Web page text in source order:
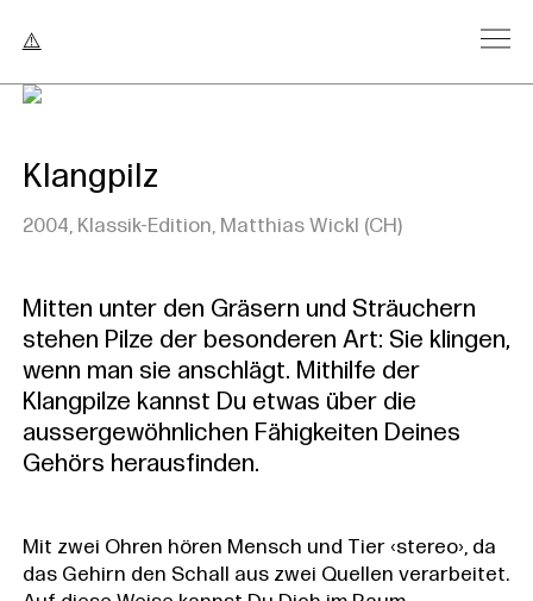
Klangpilz
2004, Klassik-Edition, Matthias Wickl (CH)
Mitten unter den Gräsern und Sträuchern
stehen Pilze der besonderen Art: Sie klingen,
wenn man sie anschlägt. Mithilfe der
Klangpilze kannst Du etwas über die
aussergewöhnlichen Fähigkeiten Deines
Gehörs herausfinden.
Mit zwei Ohren hören Mensch und Tier ‹stereo›, da
das Gehirn den Schall aus zwei Quellen verarbeitet.